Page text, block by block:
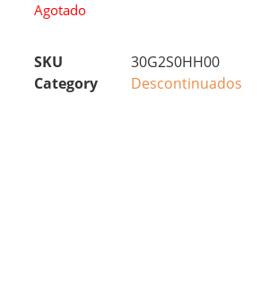
Agotado
SKU
30G2S0HH00
Category
Descontinuados